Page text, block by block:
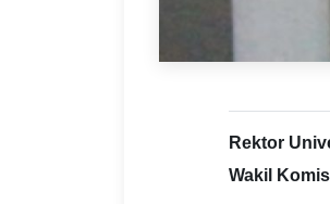
Rektor
Wakil